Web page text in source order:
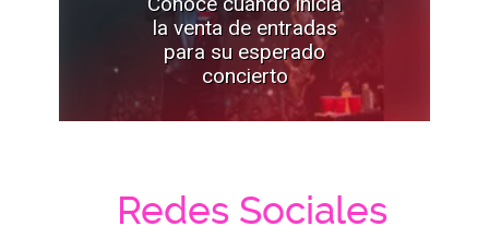
la venta de entradas
para su esperado
concierto
Redes Sociales